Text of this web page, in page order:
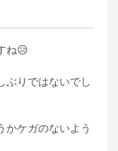
ね😥
ぶりではないでし
かケガのないよう